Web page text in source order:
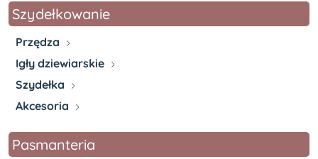
Szydełkowanie
Przędza
Igły dziewiarskie
Szydełka
Akcesoria
Pasmanteria